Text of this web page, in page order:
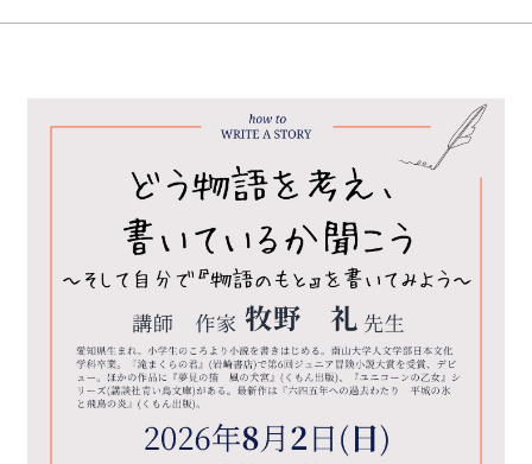
施設案内
アクセス
よくある質問
お問い合わせ